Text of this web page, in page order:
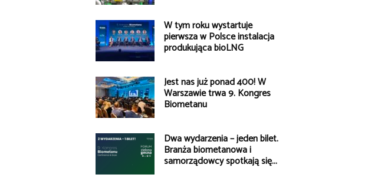
W tym roku wystartuje
pierwsza w Polsce instalacja
produkująca bioLNG
Jest nas już ponad 400! W
Warszawie trwa 9. Kongres
Biometanu
Dwa wydarzenia – jeden bilet.
Branża biometanowa i
samorządowcy spotkają się...